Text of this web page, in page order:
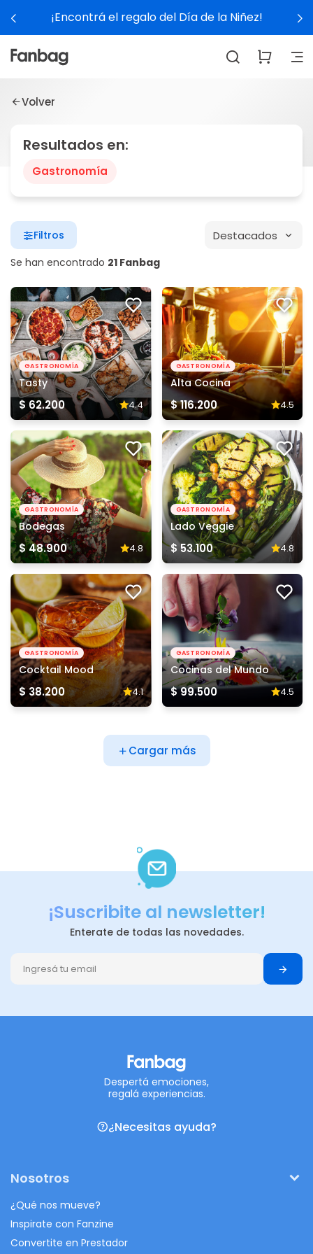
¡Encontrá el regalo del Día de la Niñez!
Volver
Resultados en:
Gastronomía
Se han encontrado 21 Fanbag
Filtros Destacados
GASTRONOMÍA
Tasty
$ 62.200 4.4
GASTRONOMÍA
Alta Cocina
$ 116.200 4.5
GASTRONOMÍA
Bodegas
$ 48.900 4.8
GASTRONOMÍA
Lado Veggie
$ 53.100 4.8
GASTRONOMÍA
Cocktail Mood
$ 38.200 4.1
GASTRONOMÍA
Cocinas del Mundo
$ 99.500 4.5
Cargar más
¡Suscribite al newsletter!
Enterate de todas las novedades.
Despertá emociones,
regalá experiencias.
¿Necesitas ayuda?
Nosotros
¿Qué nos mueve?
Inspirate con Fanzine
Convertite en Prestador